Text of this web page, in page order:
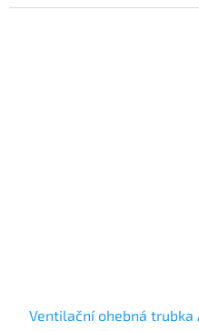
Ventilační ohebná trubka